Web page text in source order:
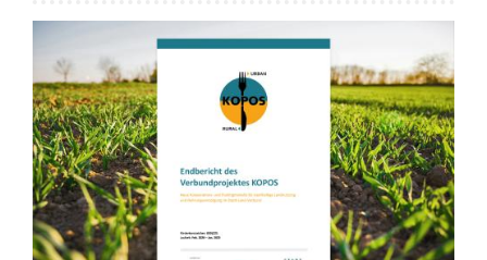
FÜR
KOMMUNEN
Image